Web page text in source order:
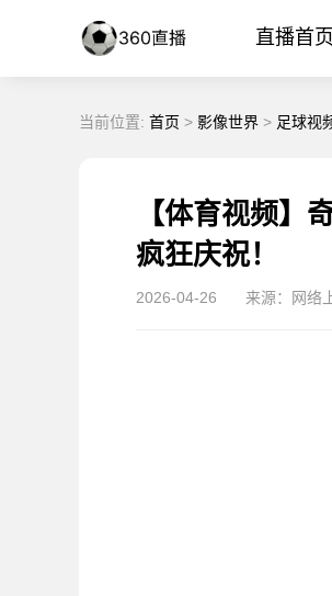
直播首页
当前位置: 首页 > 影像世界 > 足球视
【体育视频】
疯狂庆祝！
2026-04-26 来源：网络